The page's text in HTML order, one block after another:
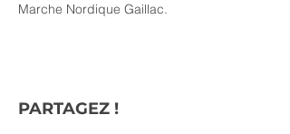
Marche Nordique Gaillac.
PARTAGEZ !